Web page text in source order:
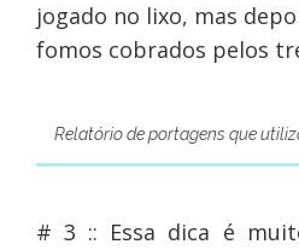
jogado no lixo, mas
fomos cobrados pelos
Relatório de portagens que
# 3 :: Essa dica é